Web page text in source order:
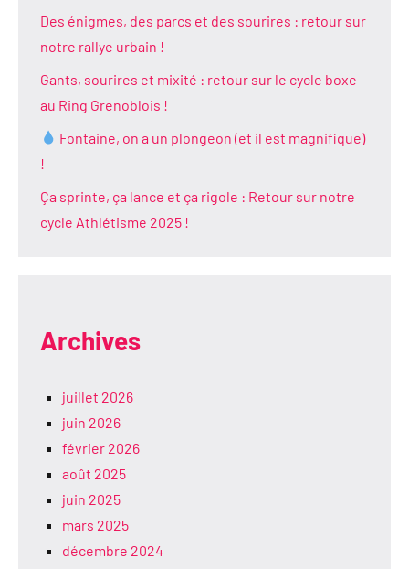
Des énigmes, des parcs et des sourires : retour sur
notre rallye urbain !
Gants, sourires et mixité : retour sur le cycle boxe
au Ring Grenoblois !
Fontaine, on a un plongeon (et il est magnifique)
!
Ça sprinte, ça lance et ça rigole : Retour sur notre
cycle Athlétisme 2025 !
Archives
juillet 2026
juin 2026
février 2026
août 2025
juin 2025
mars 2025
décembre 2024